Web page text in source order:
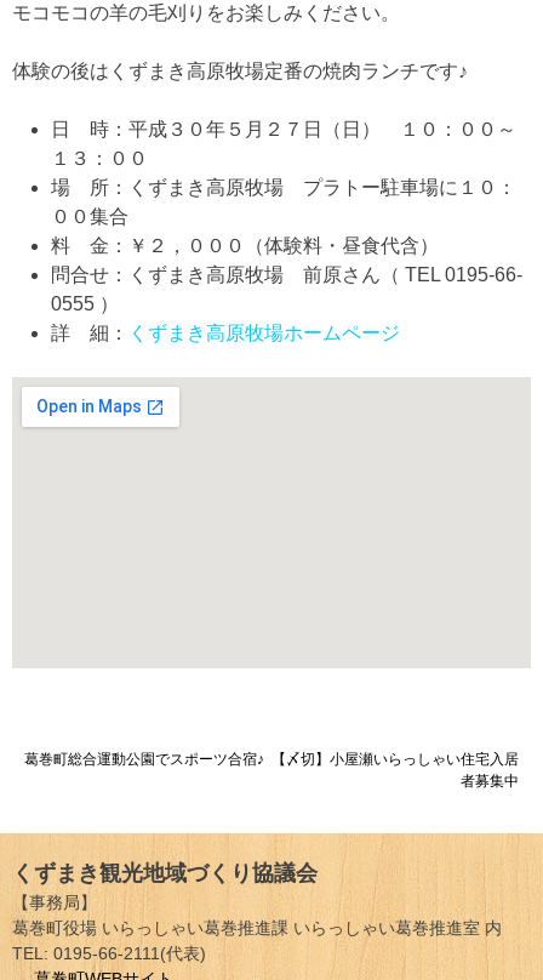
モコモコの羊の毛刈りをお楽しみください。
体験の後はくずまき高原牧場定番の焼肉ランチです♪
日 時：平成３０年５月２７日（日） １０：００～
１３：００
場 所：くずまき高原牧場 プラトー駐車場に１０：
００集合
料 金：￥２，０００（体験料・昼食代含）
問合せ：くずまき高原牧場 前原さん（ TEL 0195-66-
0555 ）
詳 細：
くずまき高原牧場ホームページ
投
ナ
ビ
ゲ
葛巻町総合運動公園でスポーツ合宿♪
【〆切】小屋瀬いらっしゃい住宅入居
者募集中
くずまき観光地域づくり協議会
【事務局】
葛巻町役場 いらっしゃい葛巻推進課 いらっしゃい葛巻推進室 内
TEL: 0195-66-2111(代表)